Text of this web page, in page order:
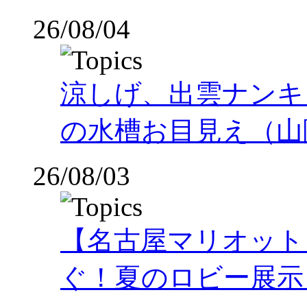
26/08/04
涼しげ、出雲ナン
の水槽お目見え（
26/08/03
【名古屋マリオッ
ぐ！夏のロビー展